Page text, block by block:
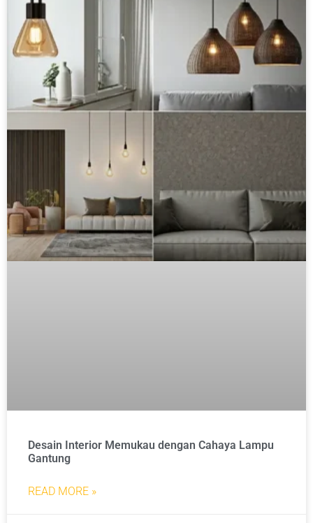
Desain Interior Memukau dengan Cahaya Lampu
Gantung
READ MORE »